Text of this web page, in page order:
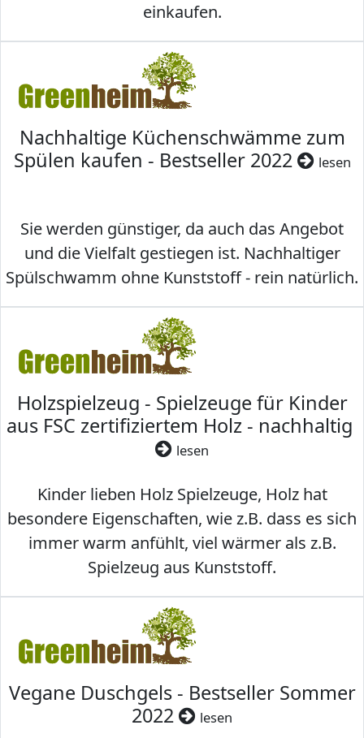
einkaufen.
Nachhaltige Küchenschwämme zum
Spülen kaufen - Bestseller 2022
lesen
Sie werden günstiger, da auch das Angebot
und die Vielfalt gestiegen ist. Nachhaltiger
Spülschwamm ohne Kunststoff - rein natürlich.
Holzspielzeug - Spielzeuge für Kinder
aus FSC zertifiziertem Holz - nachhaltig
lesen
Kinder lieben Holz Spielzeuge, Holz hat
besondere Eigenschaften, wie z.B. dass es sich
immer warm anfühlt, viel wärmer als z.B.
Spielzeug aus Kunststoff.
Vegane Duschgels - Bestseller Sommer
2022
lesen